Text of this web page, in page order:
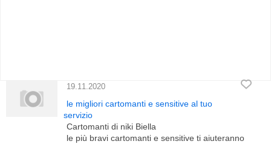
19.11.2020
le migliori cartomanti e sensitive al tuo
servizio
Cartomanti di niki Biella
le più bravi cartomanti e sensitive ti aiuteranno